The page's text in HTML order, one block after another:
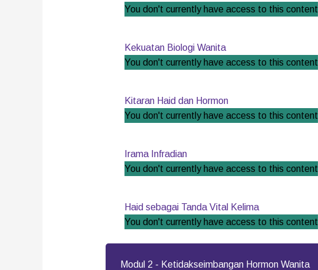
You don't currently have access to this content
Kekuatan Biologi Wanita
You don't currently have access to this content
Kitaran Haid dan Hormon
You don't currently have access to this content
Irama Infradian
You don't currently have access to this content
Haid sebagai Tanda Vital Kelima
You don't currently have access to this content
Modul 2 - Ketidakseimbangan Hormon Wanita